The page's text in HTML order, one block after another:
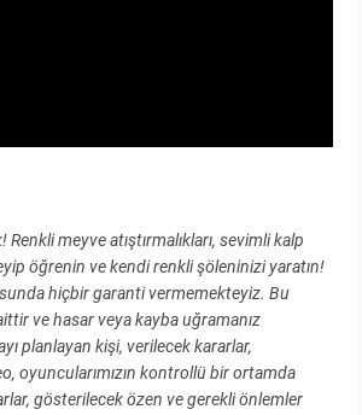
meyve atıştırmalıkları, sevimli kalp
öğrenin ve kendi renkli şöleninizi yaratın!
hiçbir garanti vermemekteyiz. Bu
ve hasar veya kayba uğramanız
planlayan kişi, verilecek kararlar,
oyuncularımızın kontrollü bir ortamda
gösterilecek özen ve gerekli önlemler